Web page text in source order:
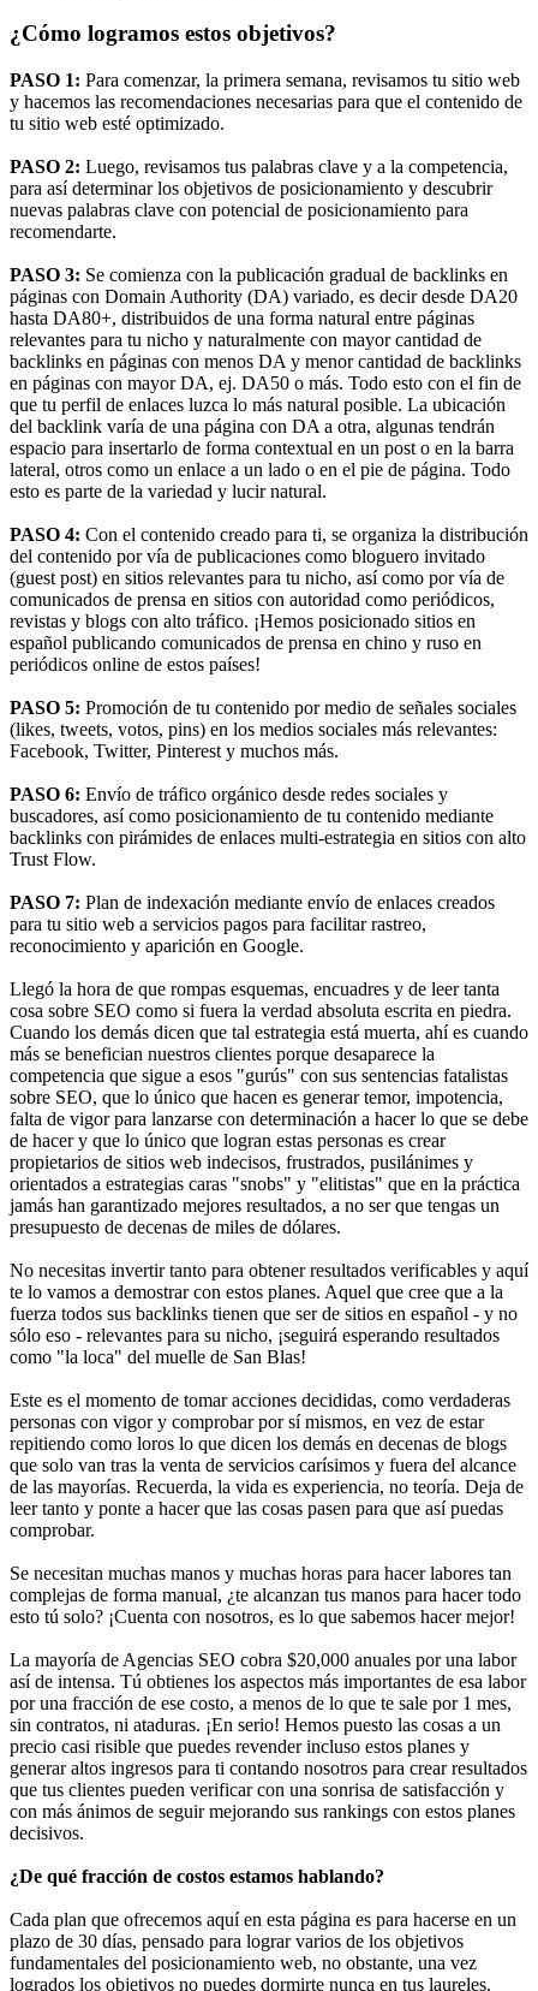
¿Cómo logramos estos objetivos?
PASO 1: Para comenzar, la primera semana, revisamos tu sitio web
y hacemos las recomendaciones necesarias para que el contenido de
tu sitio web esté optimizado.
PASO 2: Luego, revisamos tus palabras clave y a la competencia,
para así determinar los objetivos de posicionamiento y descubrir
nuevas palabras clave con potencial de posicionamiento para
recomendarte.
PASO 3: Se comienza con la publicación gradual de backlinks en
páginas con Domain Authority (DA) variado, es decir desde DA20
hasta DA80+, distribuidos de una forma natural entre páginas
relevantes para tu nicho y naturalmente con mayor cantidad de
backlinks en páginas con menos DA y menor cantidad de backlinks
en páginas con mayor DA, ej. DA50 o más. Todo esto con el fin de
que tu perfil de enlaces luzca lo más natural posible. La ubicación
del backlink varía de una página con DA a otra, algunas tendrán
espacio para insertarlo de forma contextual en un post o en la barra
lateral, otros como un enlace a un lado o en el pie de página. Todo
esto es parte de la variedad y lucir natural.
PASO 4: Con el contenido creado para ti, se organiza la distribución
del contenido por vía de publicaciones como bloguero invitado
(guest post) en sitios relevantes para tu nicho, así como por vía de
comunicados de prensa en sitios con autoridad como periódicos,
revistas y blogs con alto tráfico. ¡Hemos posicionado sitios en
español publicando comunicados de prensa en chino y ruso en
periódicos online de estos países!
PASO 5: Promoción de tu contenido por medio de señales sociales
(likes, tweets, votos, pins) en los medios sociales más relevantes:
Facebook, Twitter, Pinterest y muchos más.
PASO 6: Envío de tráfico orgánico desde redes sociales y
buscadores, así como posicionamiento de tu contenido mediante
backlinks con pirámides de enlaces multi-estrategia en sitios con alto
Trust Flow.
PASO 7: Plan de indexación mediante envío de enlaces creados
para tu sitio web a servicios pagos para facilitar rastreo,
reconocimiento y aparición en Google.
Llegó la hora de que rompas esquemas, encuadres y de leer tanta
cosa sobre SEO como si fuera la verdad absoluta escrita en piedra.
Cuando los demás dicen que tal estrategia está muerta, ahí es cuando
más se benefician nuestros clientes porque desaparece la
competencia que sigue a esos "gurús" con sus sentencias fatalistas
sobre SEO, que lo único que hacen es generar temor, impotencia,
falta de vigor para lanzarse con determinación a hacer lo que se debe
de hacer y que lo único que logran estas personas es crear
propietarios de sitios web indecisos, frustrados, pusilánimes y
orientados a estrategias caras "snobs" y "elitistas" que en la práctica
jamás han garantizado mejores resultados, a no ser que tengas un
presupuesto de decenas de miles de dólares.
No necesitas invertir tanto para obtener resultados verificables y aquí
te lo vamos a demostrar con estos planes. Aquel que cree que a la
fuerza todos sus backlinks tienen que ser de sitios en español - y no
sólo eso - relevantes para su nicho, ¡seguirá esperando resultados
como "la loca" del muelle de San Blas!
Este es el momento de tomar acciones decididas, como verdaderas
personas con vigor y comprobar por sí mismos, en vez de estar
repitiendo como loros lo que dicen los demás en decenas de blogs
que solo van tras la venta de servicios carísimos y fuera del alcance
de las mayorías. Recuerda, la vida es experiencia, no teoría. Deja de
leer tanto y ponte a hacer que las cosas pasen para que así puedas
comprobar.
Se necesitan muchas manos y muchas horas para hacer labores tan
complejas de forma manual, ¿te alcanzan tus manos para hacer todo
esto tú solo? ¡Cuenta con nosotros, es lo que sabemos hacer mejor!
La mayoría de Agencias SEO cobra $20,000 anuales por una labor
así de intensa. Tú obtienes los aspectos más importantes de esa labor
por una fracción de ese costo, a menos de lo que te sale por 1 mes,
sin contratos, ni ataduras. ¡En serio! Hemos puesto las cosas a un
precio casi risible que puedes revender incluso estos planes y
generar altos ingresos para ti contando nosotros para crear resultados
que tus clientes pueden verificar con una sonrisa de satisfacción y
con más ánimos de seguir mejorando sus rankings con estos planes
decisivos.
¿De qué fracción de costos estamos hablando?
Cada plan que ofrecemos aquí en esta página es para hacerse en un
plazo de 30 días, pensado para lograr varios de los objetivos
fundamentales del posicionamiento web, no obstante, una vez
logrados los objetivos no puedes dormirte nunca en tus laureles.